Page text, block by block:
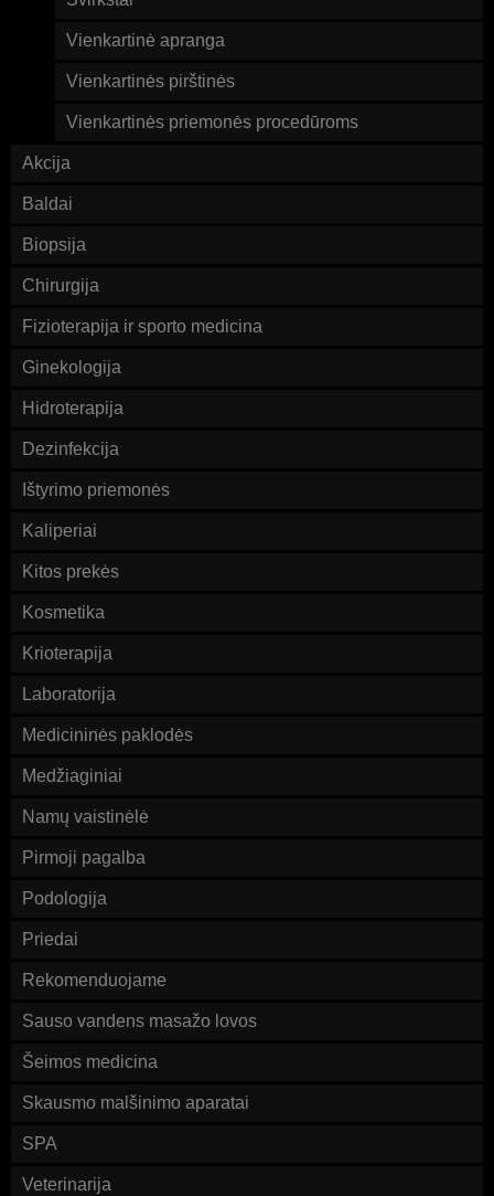
Vienkartinė apranga
Vienkartinės pirštinės
Vienkartinės priemonės procedūroms
Akcija
Baldai
Biopsija
Chirurgija
Fizioterapija ir sporto medicina
Ginekologija
Hidroterapija
Dezinfekcija
Ištyrimo priemonės
Kaliperiai
Kitos prekės
Kosmetika
Krioterapija
Laboratorija
Medicininės paklodės
Medžiaginiai
Namų vaistinėlė
Pirmoji pagalba
Podologija
Priedai
Rekomenduojame
Sauso vandens masažo lovos
Šeimos medicina
Skausmo malšinimo aparatai
SPA
Veterinarija